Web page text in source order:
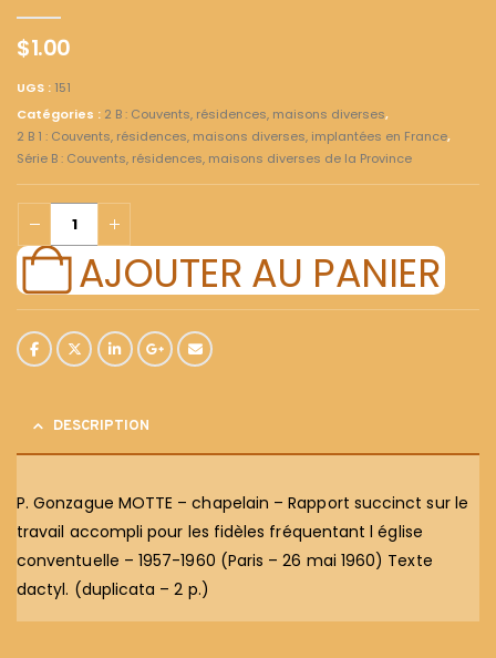
$1.00
UGS : 151
Catégories : 2 B : Couvents, résidences, maisons diverses,
2 B 1 : Couvents, résidences, maisons diverses, implantées en France,
Série B : Couvents, résidences, maisons diverses de la Province
AJOUTER AU PANIER
DESCRIPTION
P. Gonzague MOTTE – chapelain – Rapport succinct sur le
travail accompli pour les fidèles fréquentant l église
conventuelle – 1957-1960 (Paris – 26 mai 1960) Texte
dactyl. (duplicata – 2 p.)